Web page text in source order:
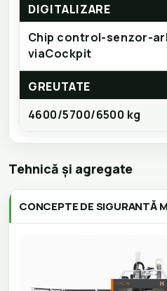
DIGITALIZARE
Chip control-senzor-
viaCockpit
GREUTATE
4600/5700/6500 kg
Tehnică și agregate
CONCEPTE DE SIGURANTĂ